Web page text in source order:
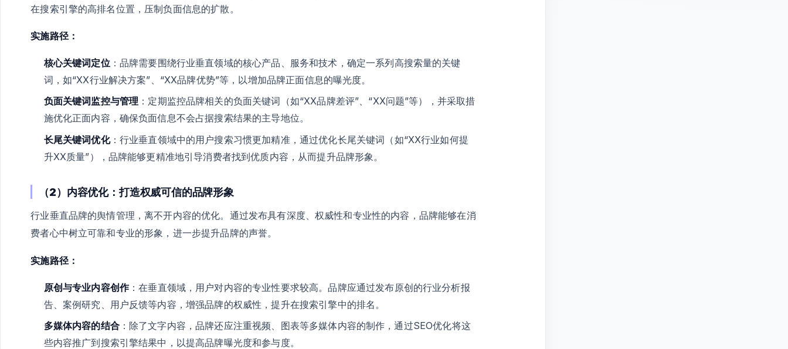
在搜索引擎的高排名位置，压制负面信息的扩散。
实施路径：
核心关键词定位：品牌需要围绕行业垂直领域的核心产品、服务和技术，确定一系列高搜索量的关键
词，如“XX行业解决方案”、“XX品牌优势”等，以增加品牌正面信息的曝光度。
负面关键词监控与管理 ：定期监控品牌相关的负面关键词（如“XX品牌差评”、“XX问题”等），并采取措
施优化正面内容，确保负面信息不会占据搜索结果的主导地位。
长尾关键词优化：行业垂直领域中的用户搜索习惯更加精准，通过优化长尾关键词（如“XX行业如何提
升XX质量”），品牌能够更精准地引导消费者找到优质内容，从而提升品牌形象。
（2）内容优化：打造权威可信的品牌形象
行业垂直品牌的舆情管理，离不开内容的优化。通过发布具有深度、权威性和专业性的内容，品牌能够在消
费者心中树立可靠和专业的形象，进一步提升品牌的声誉。
实施路径：
原创与专业内容创作：在垂直领域，用户对内容的专业性要求较高。品牌应通过发布原创的行业分析报
告、案例研究、用户反馈等内容，增强品牌的权威性，提升在搜索引擎中的排名。
多媒体内容的结合：除了文字内容，品牌还应注重视频、图表等多媒体内容的制作，通过SEO优化将这
些内容推广到搜索引擎结果中，以提高品牌曝光度和参与度。